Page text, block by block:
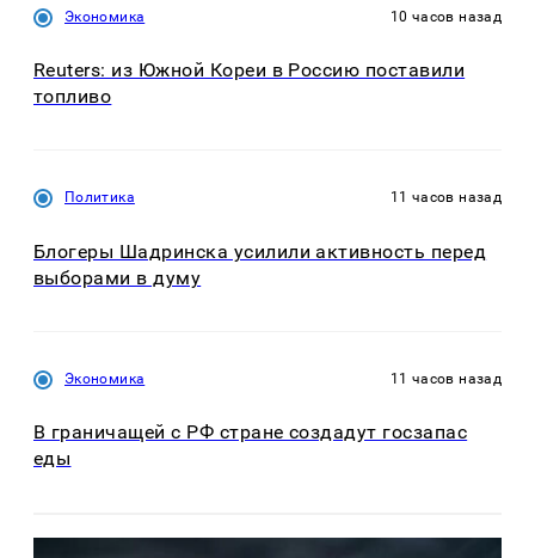
Экономика 10 часов назад
Reuters: из Южной Кореи в Россию поставили
топливо
Политика 11 часов назад
Блогеры Шадринска усилили активность перед
выборами в думу
Экономика 11 часов назад
В граничащей с РФ стране создадут госзапас
еды